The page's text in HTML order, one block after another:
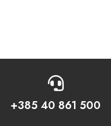

+385 40 861 500